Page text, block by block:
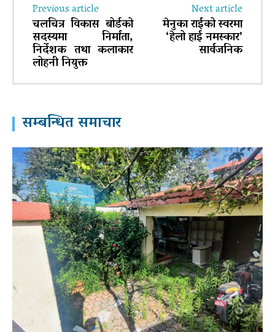
Previous article
चलचित्र विकास बोर्डको
सदस्यमा निर्माता,
निर्देशक तथा कलाकार
लोहनी नियुक्त
Next article
मेनुका राईको स्वरमा
‘हेलो हाई नमस्कार’
सार्वजनिक
सम्बन्धित समाचार